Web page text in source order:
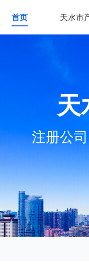
首页 天水市
天
注册公